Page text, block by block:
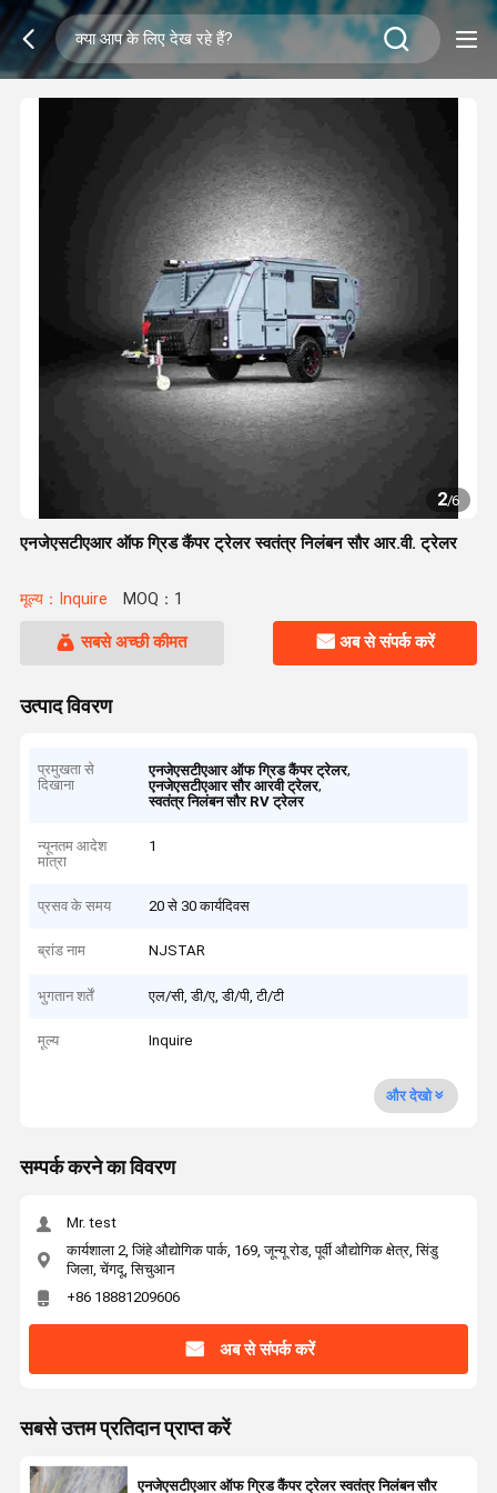
2/6
एनजेएसटीएआर ऑफ ग्रिड कैंपर ट्रेलर स्वतंत्र निलंबन सौर आर.वी. ट्रेलर
मूल्य：Inquire MOQ：1
सबसे अच्छी कीमत अब से संपर्क करें
उत्पाद विवरण
प्रमुखता से
दिखाना
एनजेएसटीएआर ऑफ ग्रिड कैंपर ट्रेलर,
एनजेएसटीएआर सौर आरवी ट्रेलर,
स्वतंत्र निलंबन सौर RV ट्रेलर
न्यूनतम आदेश
मात्रा
1
प्रसव के समय 20 से 30 कार्यदिवस
ब्रांड नाम NJSTAR
भुगतान शर्तें एल/सी, डी/ए, डी/पी, टी/टी
मूल्य Inquire
और देखो
सम्पर्क करने का विवरण
Mr. test
कार्यशाला 2, जिंहे औद्योगिक पार्क, 169, जून्यू रोड, पूर्वी औद्योगिक क्षेत्र, सिंडु
जिला, चेंगदू, सिचुआन
+86 18881209606
अब से संपर्क करें
सबसे उत्तम प्रतिदान प्राप्त करें
एनजेएसटीएआर ऑफ ग्रिड कैंपर ट्रेलर स्वतंत्र निलंबन सौर